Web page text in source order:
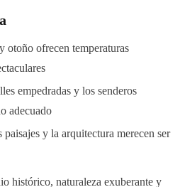
otoño ofrecen temperaturas
empedradas y los senderos
adecuado
paisajes y la arquitectura merecen ser
histórico, naturaleza exuberante y